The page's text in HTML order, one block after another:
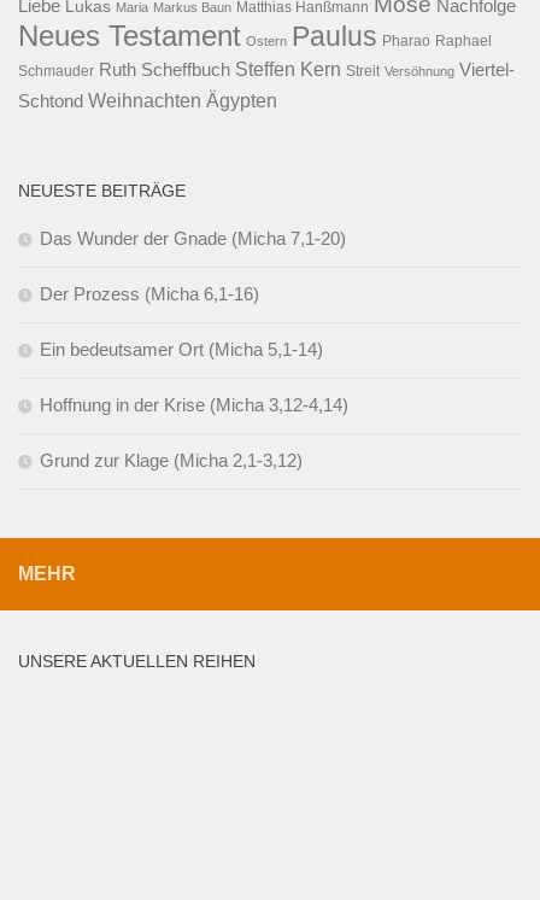
Liebe Lukas Maria Markus Baun Matthias Hanßmann Nachfolge
Neues Testament Ostern Paulus Pharao Raphael
Schmauder Ruth Scheffbuch Steffen Kern Streit Versöhnung Viertel-
Schtond Weihnachten Ägypten
NEUESTE BEITRÄGE
Das Wunder der Gnade (Micha 7,1-20)
Der Prozess (Micha 6,1-16)
Ein bedeutsamer Ort (Micha 5,1-14)
Hoffnung in der Krise (Micha 3,12-4,14)
Grund zur Klage (Micha 2,1-3,12)
MEHR
UNSERE AKTUELLEN REIHEN